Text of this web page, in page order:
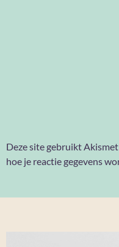
Deze site gebruikt
hoe je reactie gegevens